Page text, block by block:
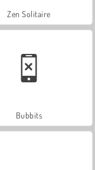
Zen Solitaire
Bubbits